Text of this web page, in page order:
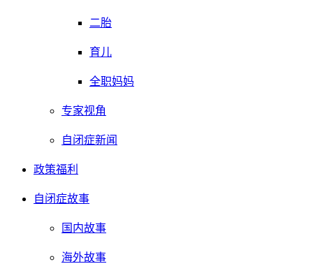
二胎
育儿
全职妈妈
专家视角
自闭症新闻
政策福利
自闭症故事
国内故事
海外故事